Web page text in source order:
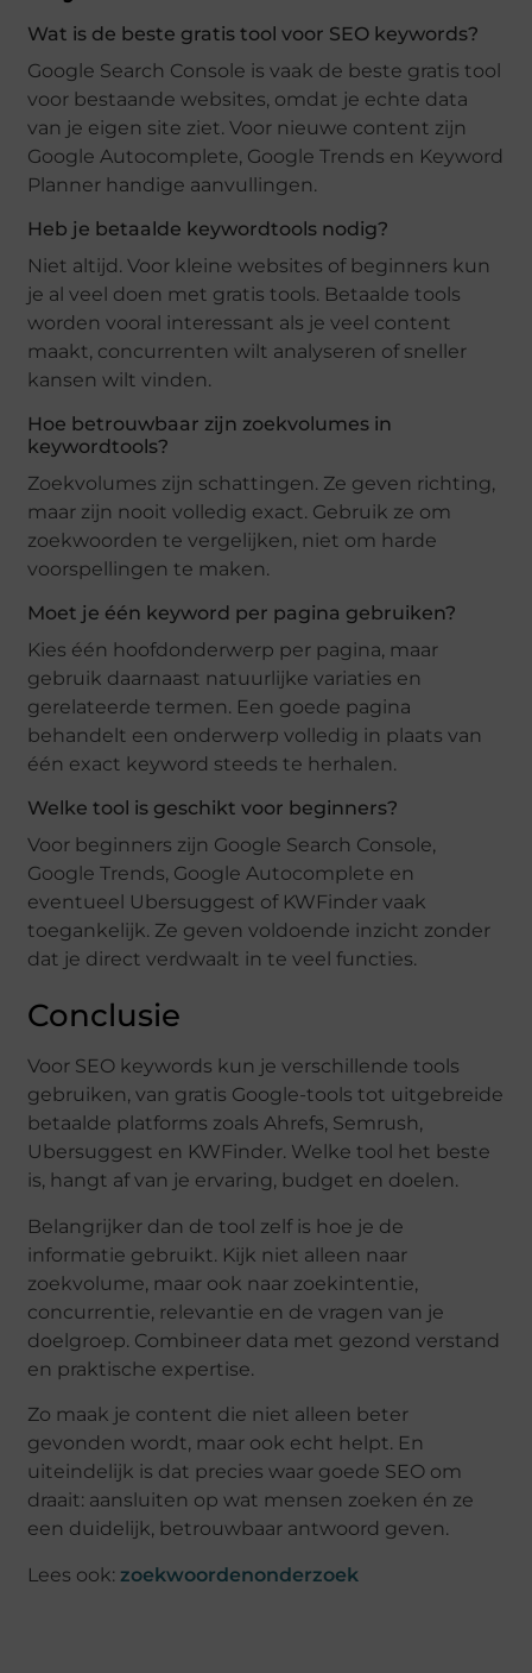
Wat is de beste gratis tool voor SEO keywords?
Google Search Console is vaak de beste gratis tool
voor bestaande websites, omdat je echte data
van je eigen site ziet. Voor nieuwe content zijn
Google Autocomplete, Google Trends en Keyword
Planner handige aanvullingen.
Heb je betaalde keywordtools nodig?
Niet altijd. Voor kleine websites of beginners kun
je al veel doen met gratis tools. Betaalde tools
worden vooral interessant als je veel content
maakt, concurrenten wilt analyseren of sneller
kansen wilt vinden.
Hoe betrouwbaar zijn zoekvolumes in
keywordtools?
Zoekvolumes zijn schattingen. Ze geven richting,
maar zijn nooit volledig exact. Gebruik ze om
zoekwoorden te vergelijken, niet om harde
voorspellingen te maken.
Moet je één keyword per pagina gebruiken?
Kies één hoofdonderwerp per pagina, maar
gebruik daarnaast natuurlijke variaties en
gerelateerde termen. Een goede pagina
behandelt een onderwerp volledig in plaats van
één exact keyword steeds te herhalen.
Welke tool is geschikt voor beginners?
Voor beginners zijn Google Search Console,
Google Trends, Google Autocomplete en
eventueel Ubersuggest of KWFinder vaak
toegankelijk. Ze geven voldoende inzicht zonder
dat je direct verdwaalt in te veel functies.
Conclusie
Voor SEO keywords kun je verschillende tools
gebruiken, van gratis Google-tools tot uitgebreide
betaalde platforms zoals Ahrefs, Semrush,
Ubersuggest en KWFinder. Welke tool het beste
is, hangt af van je ervaring, budget en doelen.
Belangrijker dan de tool zelf is hoe je de
informatie gebruikt. Kijk niet alleen naar
zoekvolume, maar ook naar zoekintentie,
concurrentie, relevantie en de vragen van je
doelgroep. Combineer data met gezond verstand
en praktische expertise.
Zo maak je content die niet alleen beter
gevonden wordt, maar ook echt helpt. En
uiteindelijk is dat precies waar goede SEO om
draait: aansluiten op wat mensen zoeken én ze
een duidelijk, betrouwbaar antwoord geven.
Lees ook: zoekwoordenonderzoek